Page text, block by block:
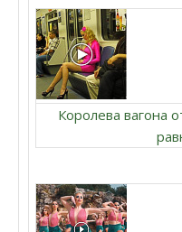
Королева вагона